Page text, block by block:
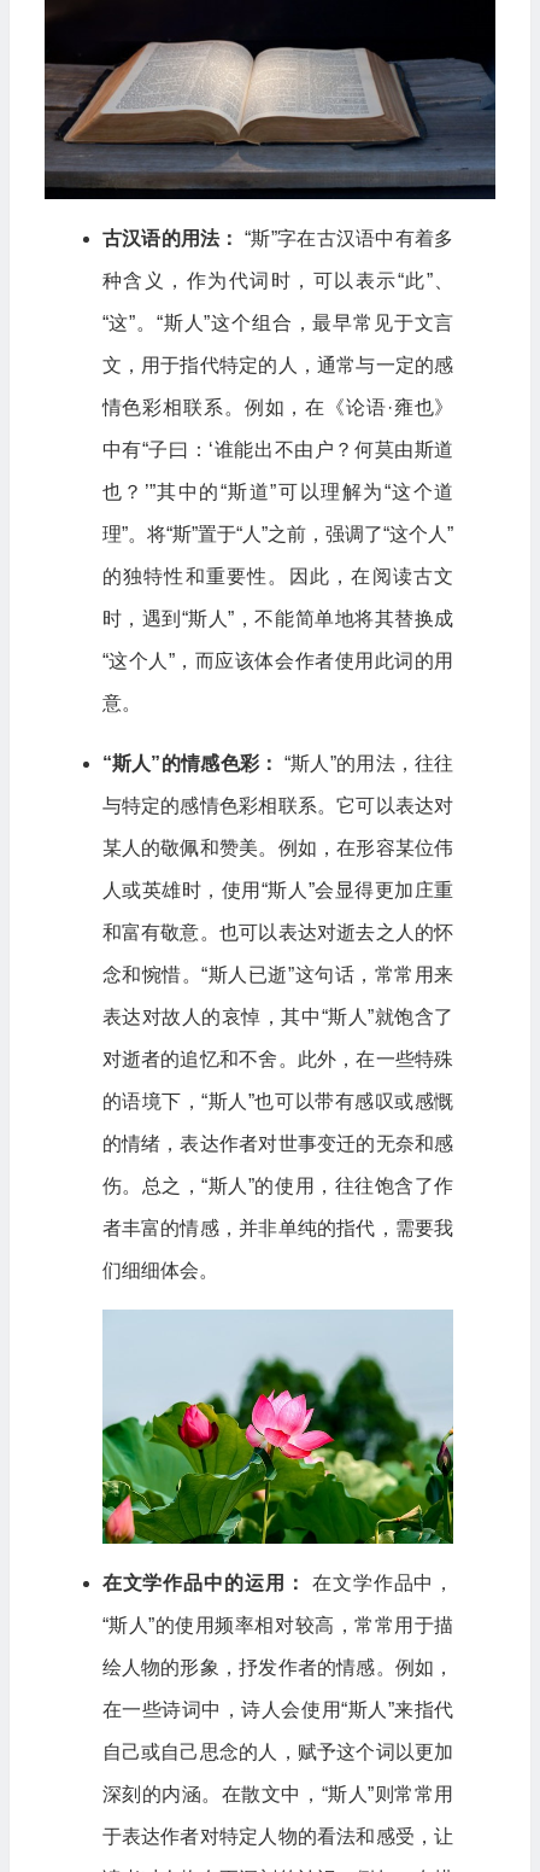
古汉语的用法： “斯”字在古汉语中有着多
种含义，作为代词时，可以表示“此”、
“这”。“斯人”这个组合，最早常见于文言
文，用于指代特定的人，通常与一定的感
情色彩相联系。例如，在《论语·雍也》
中有“子曰：‘谁能出不由户？何莫由斯道
也？’”其中的“斯道”可以理解为“这个道
理”。将“斯”置于“人”之前，强调了“这个人”
的独特性和重要性。因此，在阅读古文
时，遇到“斯人”，不能简单地将其替换成
“这个人”，而应该体会作者使用此词的用
意。
“斯人”的情感色彩： “斯人”的用法，往往
与特定的感情色彩相联系。它可以表达对
某人的敬佩和赞美。例如，在形容某位伟
人或英雄时，使用“斯人”会显得更加庄重
和富有敬意。也可以表达对逝去之人的怀
念和惋惜。“斯人已逝”这句话，常常用来
表达对故人的哀悼，其中“斯人”就饱含了
对逝者的追忆和不舍。此外，在一些特殊
的语境下，“斯人”也可以带有感叹或感慨
的情绪，表达作者对世事变迁的无奈和感
伤。总之，“斯人”的使用，往往饱含了作
者丰富的情感，并非单纯的指代，需要我
们细细体会。
在文学作品中的运用： 在文学作品中，
“斯人”的使用频率相对较高，常常用于描
绘人物的形象，抒发作者的情感。例如，
在一些诗词中，诗人会使用“斯人”来指代
自己或自己思念的人，赋予这个词以更加
深刻的内涵。在散文中，“斯人”则常常用
于表达作者对特定人物的看法和感受，让